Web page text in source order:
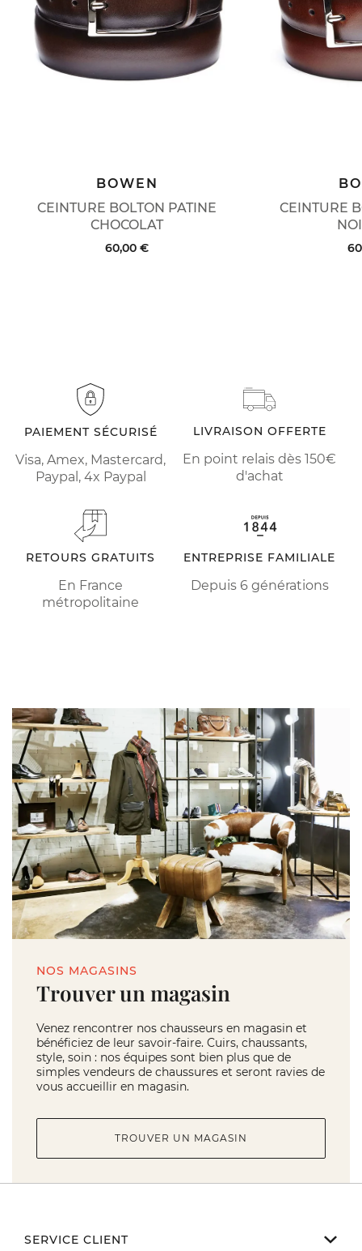
CEINTURE BOLTON PATINE
CHOCOLAT
BOWEN
60,00 €
CEINTURE
PAIEMENT SÉCURISÉ
Visa, Amex, Mastercard,
Paypal, 4x Paypal
LIVRAISON OFFERTE
En point relais dès 150€
d'achat
RETOURS GRATUITS
En France
métropolitaine
ENTREPRISE FAMILIALE
Depuis 6 générations
NOS MAGASINS
Trouver un magasin
Venez rencontrer nos chausseurs en magasin et
bénéficiez de leur savoir-faire. Cuirs, chaussants,
style, soin : nos équipes sont bien plus que de
simples vendeurs de chaussures et seront ravies de
vous accueillir en magasin.
TROUVER UN MAGASIN
SERVICE CLIENT